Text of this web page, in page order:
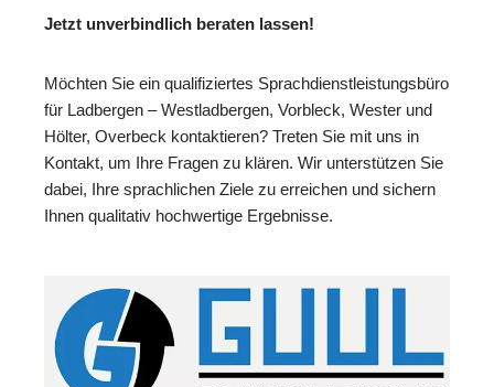
Jetzt unverbindlich beraten lassen!
Möchten Sie ein qualifiziertes Sprachdienstleistungsbüro
für Ladbergen – Westladbergen, Vorbleck, Wester und
Hölter, Overbeck kontaktieren? Treten Sie mit uns in
Kontakt, um Ihre Fragen zu klären. Wir unterstützen Sie
dabei, Ihre sprachlichen Ziele zu erreichen und sichern
Ihnen qualitativ hochwertige Ergebnisse.